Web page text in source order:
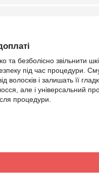
безболісно звільнити
під час процедури.
волосків і залишать її
але і універсальний
процедури.